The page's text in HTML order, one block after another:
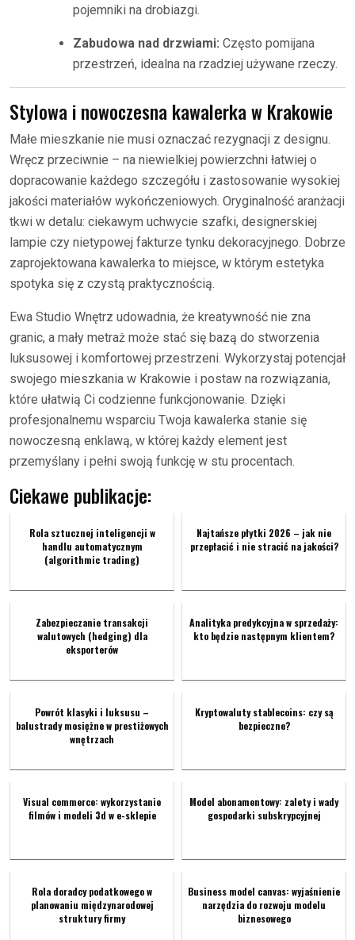
pojemniki na drobiazgi.
Zabudowa nad drzwiami: Często pomijana
przestrzeń, idealna na rzadziej używane rzeczy.
Stylowa i nowoczesna kawalerka w Krakowie
Małe mieszkanie nie musi oznaczać rezygnacji z designu.
Wręcz przeciwnie – na niewielkiej powierzchni łatwiej o
dopracowanie każdego szczegółu i zastosowanie wysokiej
jakości materiałów wykończeniowych. Oryginalność aranżacji
tkwi w detalu: ciekawym uchwycie szafki, designerskiej
lampie czy nietypowej fakturze tynku dekoracyjnego. Dobrze
zaprojektowana kawalerka to miejsce, w którym estetyka
spotyka się z czystą praktycznością.
Ewa Studio Wnętrz udowadnia, że kreatywność nie zna
granic, a mały metraż może stać się bazą do stworzenia
luksusowej i komfortowej przestrzeni. Wykorzystaj potencjał
swojego mieszkania w Krakowie i postaw na rozwiązania,
które ułatwią Ci codzienne funkcjonowanie. Dzięki
profesjonalnemu wsparciu Twoja kawalerka stanie się
nowoczesną enklawą, w której każdy element jest
przemyślany i pełni swoją funkcję w stu procentach.
Ciekawe publikacje:
Rola sztucznej inteligencji w
handlu automatycznym
(algorithmic trading)
Najtańsze płytki 2026 – jak nie
przepłacić i nie stracić na jakości?
Zabezpieczanie transakcji
walutowych (hedging) dla
eksporterów
Analityka predykcyjna w sprzedaży:
kto będzie następnym klientem?
Powrót klasyki i luksusu –
balustrady mosiężne w prestiżowych
wnętrzach
Kryptowaluty stablecoins: czy są
bezpieczne?
Visual commerce: wykorzystanie
filmów i modeli 3d w e-sklepie
Model abonamentowy: zalety i wady
gospodarki subskrypcyjnej
Rola doradcy podatkowego w
planowaniu międzynarodowej
struktury firmy
Business model canvas: wyjaśnienie
narzędzia do rozwoju modelu
biznesowego